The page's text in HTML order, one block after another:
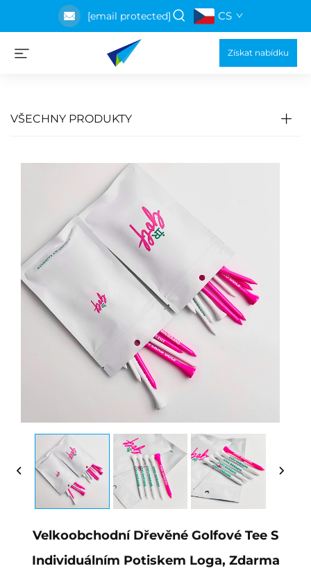
[email protected] CS
Získat nabídku
VŠECHNY PRODUKTY
Velkoobchodní Dřevěné Golfové Tee S
Individuálním Potiskem Loga, Zdarma